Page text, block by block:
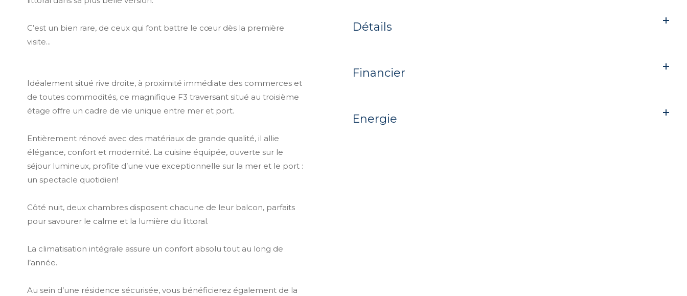
C’est un bien rare, de ceux qui font battre le cœur dès la première
visite...
Idéalement situé rive droite, à proximité immédiate des commerces et
de toutes commodités, ce magnifique F3 traversant situé au troisième
étage offre un cadre de vie unique entre mer et port.
Entièrement rénové avec des matériaux de grande qualité, il allie
élégance, confort et modernité. La cuisine équipée, ouverte sur le
séjour lumineux, profite d’une vue exceptionnelle sur la mer et le port :
un spectacle quotidien!
Côté nuit, deux chambres disposent chacune de leur balcon, parfaits
pour savourer le calme et la lumière du littoral.
La climatisation intégrale assure un confort absolu tout au long de
l’année.
Au sein d’une résidence sécurisée, vous bénéficierez également de la
Détails
Financier
Energie